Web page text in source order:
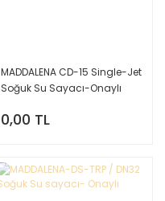
MADDALENA CD-15 Single-Jet
Soğuk Su Sayacı-Onaylı
0,00 TL